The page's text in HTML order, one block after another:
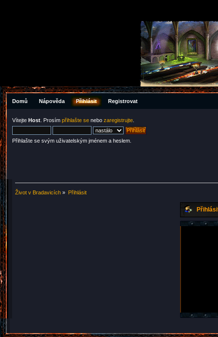
Domů Nápověda Přihlásit Registrovat
Vítejte Host . Prosím přihlašte se nebo zaregistrujte
Přihlašte se svým uživatelským jménem a heslem.
Život v Bradavicích » Přihlásit